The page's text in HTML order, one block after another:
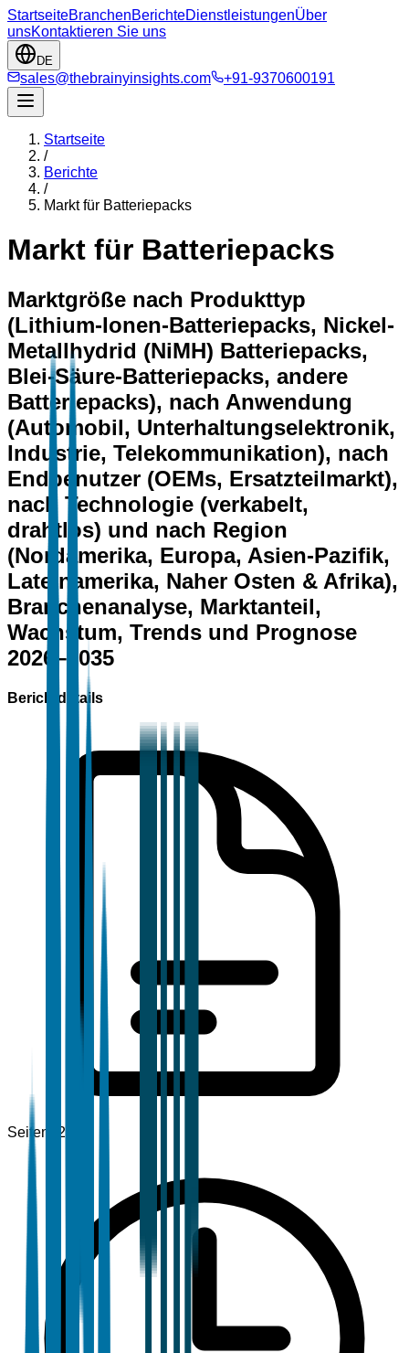
StartseiteBranchenBerichteDienstleistungenÜber
unsKontaktieren Sie uns
DE
sales@thebrainyinsights.com +91-9370600191
Startseite
/
Berichte
/
Markt für Batteriepacks
Markt für Batteriepacks
Marktgröße nach Produkttyp
(Lithium-Ionen-Batteriepacks, Nickel-
Metallhydrid (NiMH) Batteriepacks,
Blei-Säure-Batteriepacks, andere
Batteriepacks), nach Anwendung
(Automobil, Unterhaltungselektronik,
Industrie, Telekommunikation), nach
Endbenutzer (OEMs, Ersatzteilmarkt),
nach Technologie (verkabelt,
drahtlos) und nach Region
(Nordamerika, Europa, Asien-Pazifik,
Lateinamerika, Naher Osten & Afrika),
Branchenanalyse, Marktanteil,
Wachstum, Trends und Prognose
2026–2035
Berichtdetails
Seiten 120+